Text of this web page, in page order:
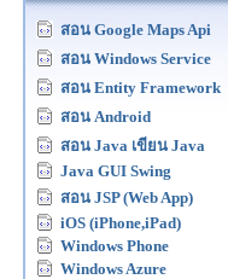
สอน Google Maps Api
สอน Windows Service
สอน Entity Framework
สอน Android
สอน Java เขียน Java
Java GUI Swing
สอน JSP (Web App)
iOS (iPhone,iPad)
Windows Phone
Windows Azure